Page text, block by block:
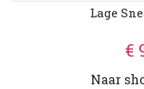
Lage
€
Naar